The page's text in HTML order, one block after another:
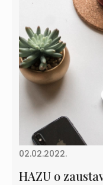
02.02.2022.
HAZU o